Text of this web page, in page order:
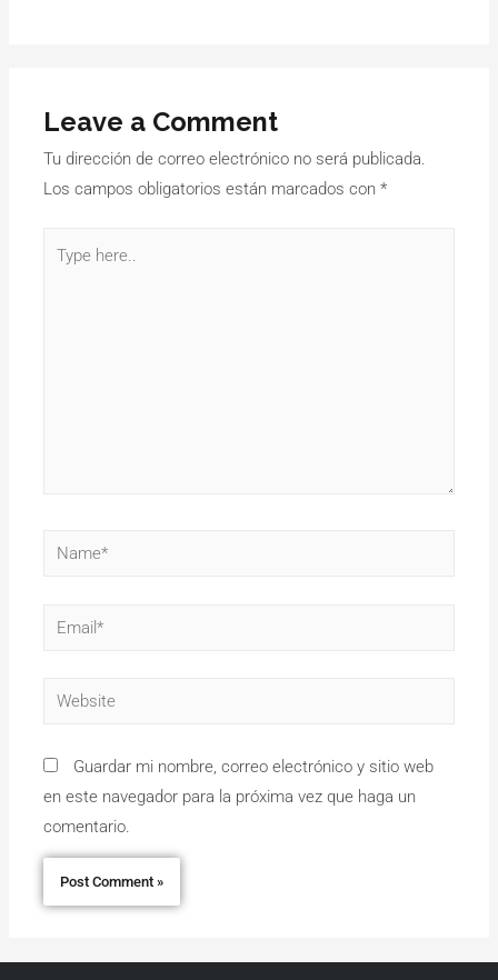
Leave a Comment
Tu dirección de correo electrónico no será publicada.
Los campos obligatorios están marcados con*
Guardar mi nombre, correo electrónico y sitio web
en este navegador para la próxima vez que haga un
comentario.